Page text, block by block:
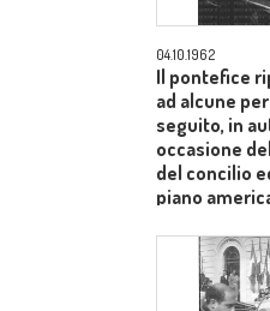
04.10.1962
Il pontefice
ad alcune
seguito, in
occasione
del concilio
piano